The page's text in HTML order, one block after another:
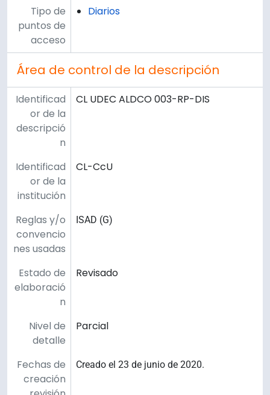
Tipo de
puntos de
acceso
Diarios
Área de control de la descripción
Identificad
or de la
descripció
n
CL UDEC ALDCO 003-RP-DIS
Identificad
or de la
institución
CL-CcU
Reglas y/o
convencio
nes usadas
ISAD (G)
Estado de
elaboració
n
Revisado
Nivel de
detalle
Parcial
Fechas de
creación
Creado el 23 de junio de 2020.